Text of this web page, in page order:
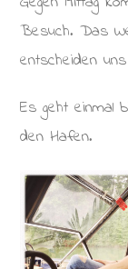
Besuch. Das
entscheiden
Es geht einmal
den Hafen.